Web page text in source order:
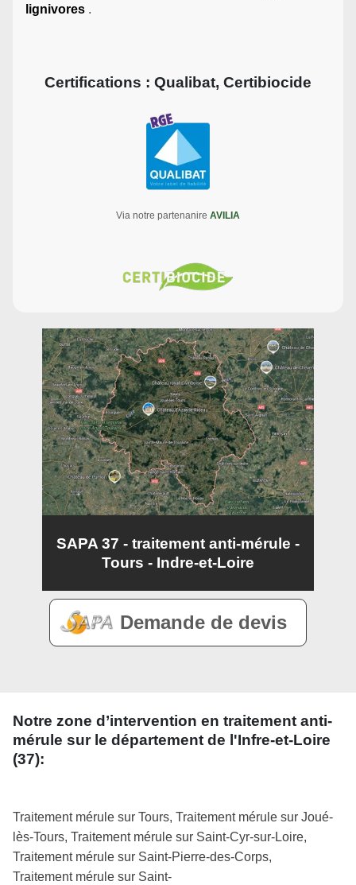
lignivores .
Certifications : Qualibat, Certibiocide
Via notre partenanire AVILIA
SAPA 37 - traitement anti-mérule -
Tours - Indre-et-Loire
Demande de devis
Notre zone d’intervention en traitement anti-
mérule sur le département de l'Infre-et-Loire
(37):
Traitement mérule sur Tours, Traitement mérule sur Joué-
lès-Tours, Traitement mérule sur Saint-Cyr-sur-Loire,
Traitement mérule sur Saint-Pierre-des-Corps,
Traitement mérule sur Saint-